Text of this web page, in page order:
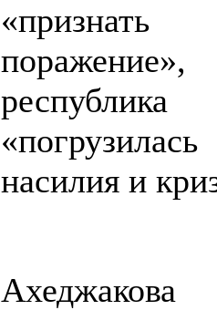
насилия и
Ахеджакова